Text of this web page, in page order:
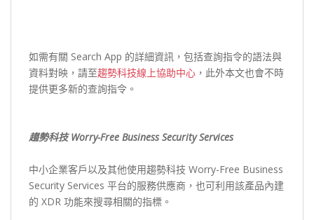
如需有關 Search App 的詳細資訊，包括查詢指令的語法與
資料對映，請至趨勢科技線上協助中心 ，此外本文也會不時
提供更多新的查詢指令。
趨勢科技 Worry-Free Business Security Services
中小企業客戶以及其他使用趨勢科技 Worry-Free Business
Security Services 平台的服務供應商，也可利用該產品內建
的 XDR 功能來搜尋相關的指標。